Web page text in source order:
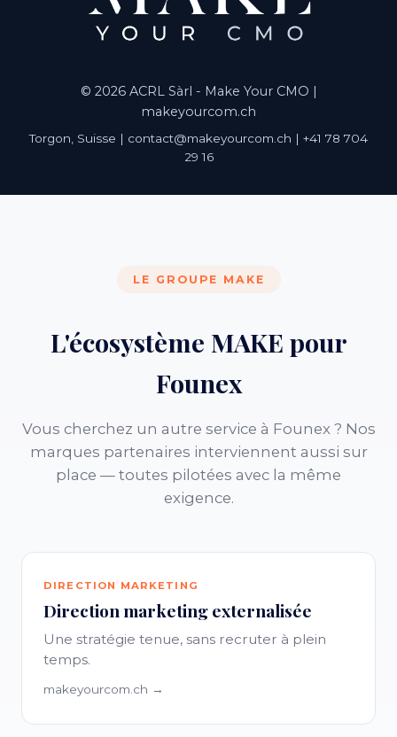
© 2026 ACRL Sàrl - Make Your CMO |
makeyourcom.ch
Torgon, Suisse | contact@makeyourcom.ch | +41 78 704
29 16
LE GROUPE MAKE
L'écosystème MAKE pour
Founex
Vous cherchez un autre service à Founex ? Nos
marques partenaires interviennent aussi sur
place — toutes pilotées avec la même
exigence.
DIRECTION MARKETING
Direction marketing externalisée
Une stratégie tenue, sans recruter à plein
temps.
makeyourcom.ch →